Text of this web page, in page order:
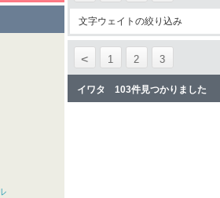
文字ウェイトの絞り込み
< 1 2 3
イワタ 103件見つかりました